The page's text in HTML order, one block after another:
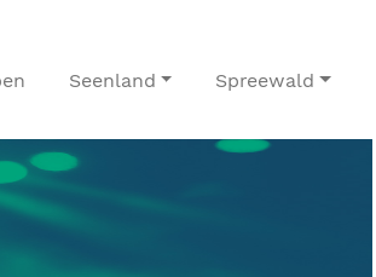
Seenland Spreewald